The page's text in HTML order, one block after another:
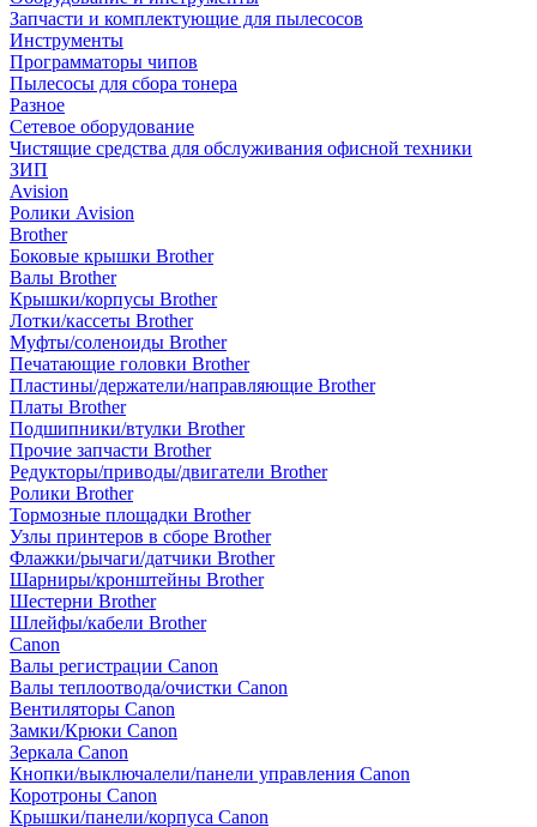
Запчасти и комплектующие для пылесосов
Инструменты
Программаторы чипов
Пылесосы для сбора тонера
Разное
Сетевое оборудование
Чистящие средства для обслуживания офисной техники
ЗИП
Avision
Ролики Avision
Brother
Боковые крышки Brother
Валы Brother
Крышки/корпусы Brother
Лотки/кассеты Brother
Муфты/соленоиды Brother
Печатающие головки Brother
Пластины/держатели/направляющие Brother
Платы Brother
Подшипники/втулки Brother
Прочие запчасти Brother
Редукторы/приводы/двигатели Brother
Ролики Brother
Тормозные площадки Brother
Узлы принтеров в сборе Brother
Флажки/рычаги/датчики Brother
Шарниры/кронштейны Brother
Шестерни Brother
Шлейфы/кабели Brother
Canon
Валы регистрации Canon
Валы теплоотвода/очистки Canon
Вентиляторы Canon
Замки/Крюки Canon
Зеркала Canon
Кнопки/выключалели/панели управления Canon
Коротроны Canon
Крышки/панели/корпуса Canon